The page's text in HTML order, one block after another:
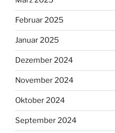
Februar 2025
Januar 2025
Dezember 2024
November 2024
Oktober 2024
September 2024